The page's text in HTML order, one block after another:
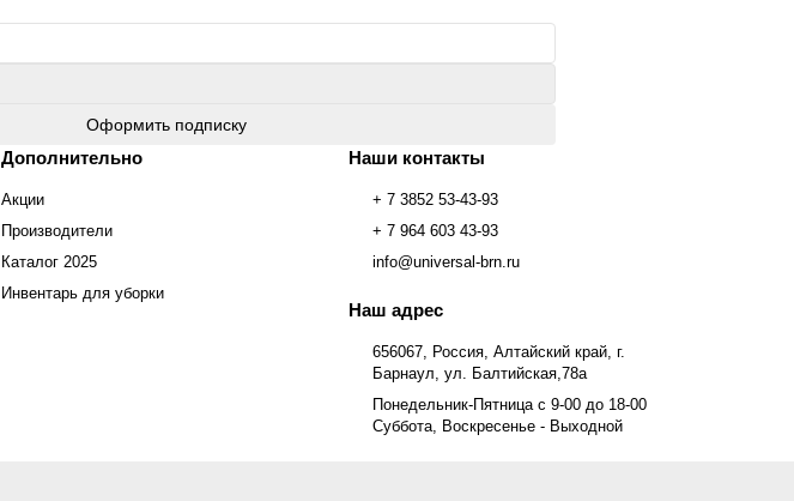
Оформить подписку
Дополнительно
Акции
Производители
Каталог 2025
Инвентарь для уборки
Наши контакты
+ 7 3852 53-43-93
+ 7 964 603 43-93
info@universal-brn.ru
Наш адрес
656067, Россия, Алтайский край, г.
Барнаул, ул. Балтийская,78а
Понедельник-Пятница с 9-00 до 18-00
Суббота, Воскресенье - Выходной